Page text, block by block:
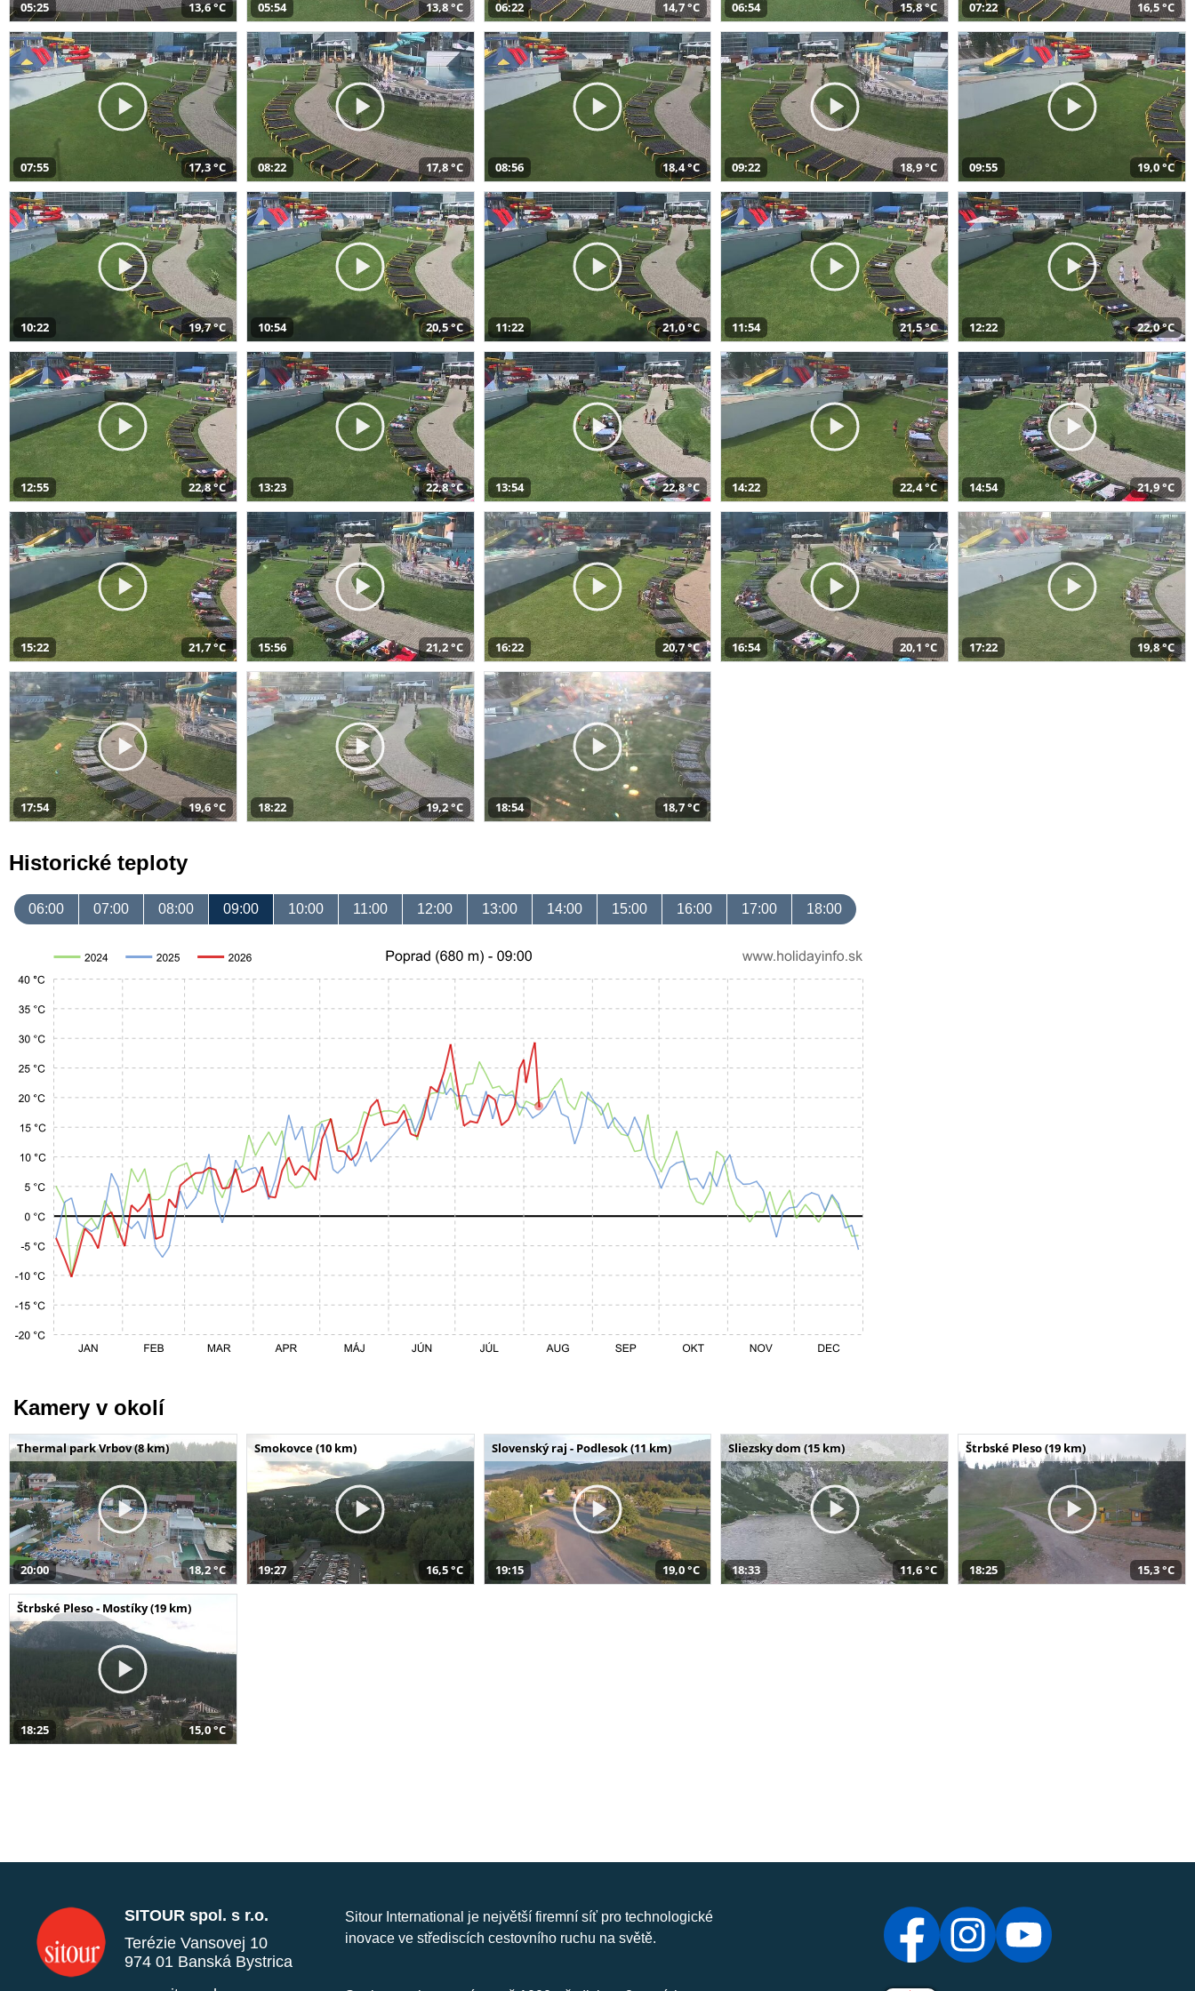
05:25 13,6 °C 05:54 13,8 °C 06:22 14,7 °C 06:54 15,8 °C 07:22 16,5 °C
07:55 17,3 °C 08:22 17,8 °C 08:56 18,4 °C 09:22 18,9 °C 09:55 19,0 °C
10:22 19,7 °C 10:54 20,5 °C 11:22 21,0 °C 11:54 21,5 °C 12:22 22,0 °C
12:55 22,8 °C 13:23 22,8 °C 13:54 22,8 °C 14:22 22,4 °C 14:54 21,9 °C
15:22 21,7 °C 15:56 21,2 °C 16:22 20,7 °C 16:54 20,1 °C 17:22 19,8 °C
17:54 19,6 °C 18:22 19,2 °C 18:54 18,7 °C
Historické teploty
06:00 07:00 08:00 09:00 10:00 11:00 12:00 13:00 14:00 15:00 16:00 17:00 18:00
Kamery v okolí
Thermal park Vrbov (8 km)
20:00 18,2 °C
Smokovce (10 km)
19:27 16,5 °C
Slovenský raj - Podlesok (11 km)
19:15 19,0 °C
Sliezsky dom (15 km)
18:33 11,6 °C
Štrbské Pleso (19 km)
18:25 15,3 °C
Štrbské Pleso - Mostíky (19 km)
18:25 15,0 °C
SITOUR spol. s r.o.
Terézie Vansovej 10
974 01 Banská Bystrica
Sitour International je největší firemní síť pro technologické
inovace ve střediscích cestovního ruchu na světě.